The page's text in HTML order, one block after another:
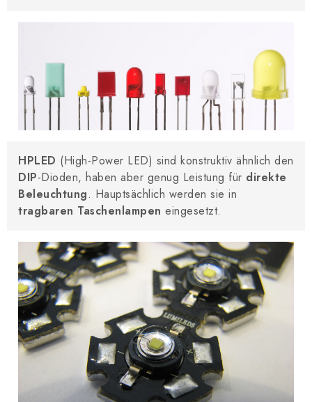
HPLED (High-Power LED) sind konstruktiv ähnlich den
DIP-Dioden, haben aber genug Leistung für direkte
Beleuchtung. Hauptsächlich werden sie in
tragbaren Taschenlampen eingesetzt.